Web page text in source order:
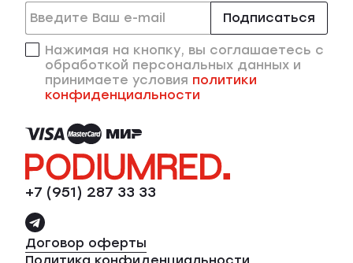
+7 (951) 287 33 33
Договор оферты
Подписаться
Нажимая на кнопку, вы соглашаетесь с
обработкой персональных данных и
принимаете условия политики
конфиденциальности